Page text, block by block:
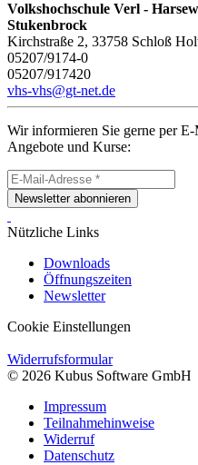
Volkshochschule Verl -
Stukenbrock
Kirchstraße 2, 33758 Schloß
05207/9174-0
05207/917420
vhs-vhs@gt-net.de
Wir informieren Sie gerne per
Angebote und Kurse:
Newsletter abonnieren
Nützliche Links
Downloads
Öffnungszeiten
Newsletter
Cookie Einstellungen
Widerrufsformular
© 2026 Kubus Software GmbH
Impressum
Teilnahmehinweise
Widerruf
Datenschutz